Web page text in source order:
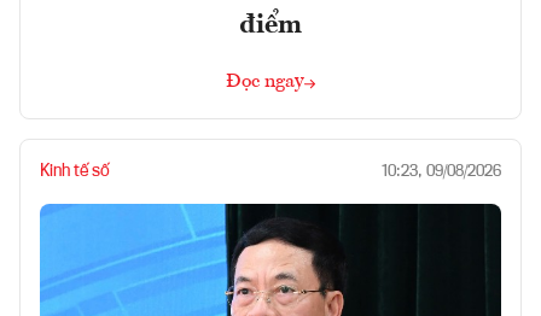
điểm
Đọc ngay
Kinh tế số 10:23, 09/08/2026